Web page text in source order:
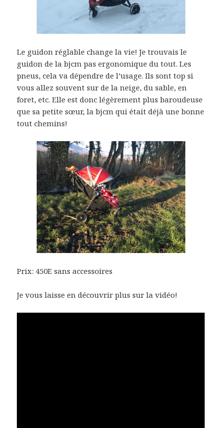
Le guidon réglable change la vie! Je trouvais le
guidon de la bjcm pas ergonomique du tout. Les
pneus, cela va dépendre de l’usage. Ils sont top si
vous allez souvent sur de la neige, du sable, en
foret, etc. Elle est donc légèrement plus baroudeuse
que sa petite sœur, la bjcm qui était déjà une bonne
tout chemins!
Prix: 450E sans accessoires
Je vous laisse en découvrir plus sur la vidéo!